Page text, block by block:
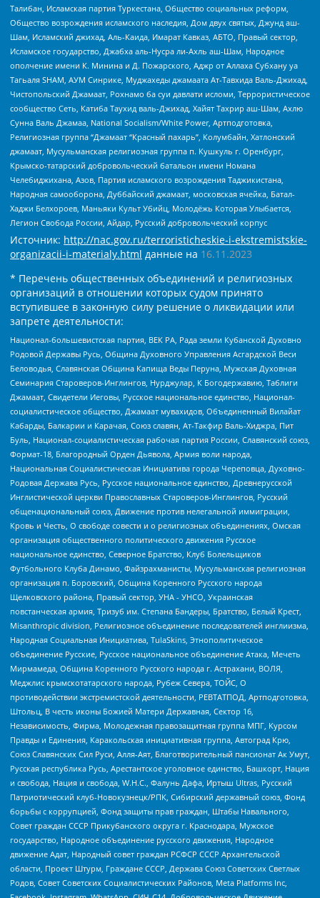
Талибан, Исламская партия Туркестана, Общество социальных реформ,
Общество возрождения исламского наследия, Дом двух святых, Джунд аш-
Шам, Исламский джихад, Аль-Каида, Имарат Кавказ, АБТО, Правый сектор,
Исламское государство, Джабха аль-Нусра ли-Ахль аш-Шам, Народное
ополчение имени К. Минина и Д. Пожарского, Аджр от Аллаха Субхану уа
Тагьаля SHAM, АУМ Синрике, Муджахеды джамаата Ат-Тавхида Валь-Джихад,
Чистопольский Джамаат, Рохнамо ба суи давлати исломи, Террористическое
сообщество Сеть, Катиба Таухид валь-Джихад, Хайят Тахрир аш-Шам, Ахлю
Сунна Валь Джамаа, National Socialism/White Power, Артподготовка,
Религиозная группа “Джамаат “Красный пахарь”, Колумбайн, Хатлонский
джамаат, Мусульманская религиозная группа п. Кушкуль г. Оренбург,
Крымско-татарский добровольческий батальон имени Номана
Челебиджихана, Азов, Партия исламского возрождения Таджикистана,
Народная самооборона, Дуббайский джамаат, московская ячейка, Батал-
Хаджи Белхороев, Маньяки Культ Убийц, Молодёжь Которая Улыбается,
Легион Свобода России, Айдар, Русский добровольческий корпус
Источник: http://nac.gov.ru/terroristicheskie-i-ekstremistskie-
organizacii-i-materialy.html данные на 16.11.2023
* Перечень общественных объединений и религиозных
организаций в отношении которых судом принято
вступившее в законную силу решение о ликвидации или
запрете деятельности:
Национал-большевистская партия, ВЕК РА, Рада земли Кубанской Духовно
Родовой Державы Русь, Община Духовного Управления Асгардской Веси
Беловодья, Славянская Община Капища Веды Перуна, Мужская Духовная
Семинария Староверов-Инглингов, Нурджулар, К Богодержавию, Таблиги
Джамаат, Свидетели Иеговы, Русское национальное единство, Национал-
социалистическое общество, Джамаат мувахидов, Объединенный Вилайат
Кабарды, Балкарии и Карачая, Союз славян, Ат-Такфир Валь-Хиджра, Пит
Буль, Национал-социалистическая рабочая партия России, Славянский союз,
Формат-18, Благородный Орден Дьявола, Армия воли народа,
Национальная Социалистическая Инициатива города Череповца, Духовно-
Родовая Держава Русь, Русское национальное единство, Древнерусской
Инглистической церкви Православных Староверов-Инглингов, Русский
общенациональный союз, Движение против нелегальной иммиграции,
Кровь и Честь, О свободе совести и о религиозных объединениях, Омская
организация общественного политического движения Русское
национальное единство, Северное Братство, Клуб Болельщиков
Футбольного Клуба Динамо, Файзрахманисты, Мусульманская религиозная
организация п. Боровский, Община Коренного Русского народа
Щелковского района, Правый сектор, УНА - УНСО, Украинская
повстанческая армия, Тризуб им. Степана Бандеры, Братство, Белый Крест,
Misanthropic division, Религиозное объединение последователей инглиизма,
Народная Социальная Инициатива, TulaSkins, Этнополитическое
объединение Русские, Русское национальное объединение Атака, Мечеть
Мирмамеда, Община Коренного Русского народа г. Астрахани, ВОЛЯ,
Меджлис крымскотатарского народа, Рубеж Севера, ТОЙС, О
противодействии экстремистской деятельности, РЕВТАТПОД, Артподготовка,
Штольц, В честь иконы Божией Матери Державная, Сектор 16,
Независимость, Фирма, Молодежная правозащитная группа МПГ, Курсом
Правды и Единения, Каракольская инициативная группа, Автоград Крю,
Союз Славянских Сил Руси, Алля-Аят, Благотворительный пансионат Ак Умут,
Русская республика Русь, Арестантское уголовное единство, Башкорт, Нация
и свобода, Нация и свобода, W.H.С., Фалунь Дафа, Иртыш Ultras, Русский
Патриотический клуб-Новокузнецк/РПК, Сибирский державный союз, Фонд
борьбы с коррупцией, Фонд защиты прав граждан, Штабы Навального,
Совет граждан СССР Прикубанского округа г. Краснодара, Мужское
государство, Народное объединение русского движения, Народное
движение Адат, Народный совет граждан РСФСР СССР Архангельской
области, Проект Штурм, Граждане СССР, Держава Союз Советских Светлых
Родов, Совет Советских Социалистических Районов, Meta Platforms Inc,